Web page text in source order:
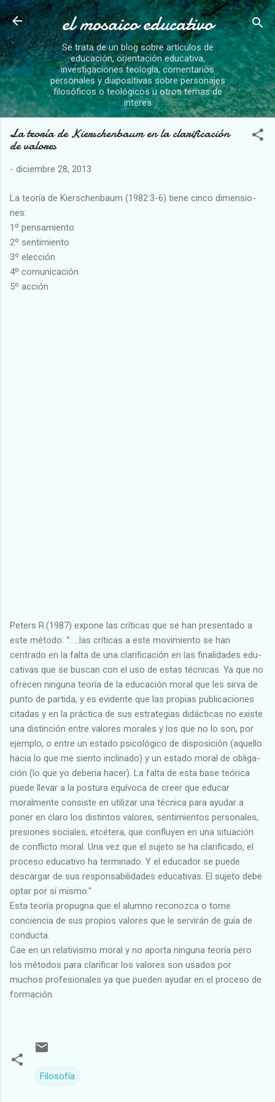
Ir al contenido principal
el mosaico educativo
Se trata de un blog sobre artículos de
educación, orientación educativa,
investigaciones teología, comentarios
personales y diapositivas sobre personajes
filosóficos o teológicos u otros temas de
interes
La teoría de Kierschenbaum en la clarificación
de valores
- diciembre 28, 2013
La teoría de Kierschenbaum (1982:3-6) tiene cinco dimensio­
nes:
1º pensamiento
2º sentimiento
3º elección
4º comunicación
5º acción
Peters R.(1987) expone las críticas que se han pre­sentado a
este método: “: ...las críticas a este movimiento se han
centrado en la falta de una clarificación en las finalidades edu­
cativas que se buscan con el uso de estas técnicas. Ya que no
ofrecen ninguna teoría de la educación moral que les sirva de
punto de partida, y es evidente que las propias publicaciones
citadas y en la práctica de sus estrategias didácticas no existe
una distinción entre valores morales y los que no lo son, por
ejemplo, o entre un estado psicológico de disposición (aquello
hacia lo que me siento inclinado) y un estado moral de obliga­
ción (lo que yo debería hacer). La falta de esta base teórica
puede llevar a la postura equívoca de creer que educar
moralmente consiste en utilizar una técnica para ayudar a
poner en claro los distintos valores, sentimientos personales,
presiones socia­les, etcétera, que confluyen en una situación
de conflicto moral. Una vez que el sujeto se ha clarificado, el
proceso educativo ha terminado. Y el educador se puede
descargar de sus responsabi­li­dades educativas. El sujeto debe
optar por sí mismo."
Esta teoría propugna que el alumno reconozca o tome
conciencia de sus propios valores que le servirán de guía de
conducta.
Cae en un relativismo moral y no aporta ninguna teoría pero
los métodos para clarificar los valores son usados por
muchos profesionales ya que pueden ayudar en el proceso de
formación.
Filosofía